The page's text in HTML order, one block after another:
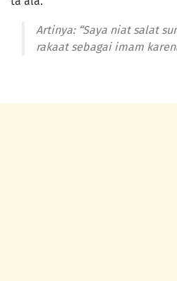
Artinya: “Saya niat salat
rakaat sebagai imam